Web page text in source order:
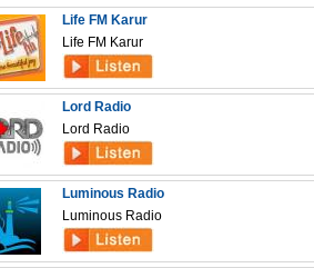
Life FM Karur
Life FM Karur
Lord Radio
Lord Radio
Luminous Radio
Luminous Radio